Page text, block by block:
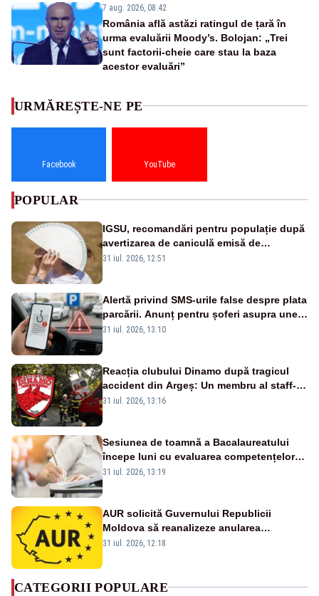
7 aug. 2026, 08:42
România află astăzi ratingul de țară în
urma evaluării Moody’s. Bolojan: „Trei
sunt factorii-cheie care stau la baza
acestor evaluări”
URMĂREȘTE-NE PE
Facebook YouTube
POPULAR
IGSU, recomandări pentru populație după
avertizarea de caniculă emisă de
meteorologi
31 iul. 2026, 12:51
Alertă privind SMS-urile false despre plata
parcării. Anunț pentru șoferi asupra unei
noi metode de fraudă online
31 iul. 2026, 13:10
Reacția clubului Dinamo după tragicul
accident din Argeș: Un membru al staff-
ului medical a murit, antrenorul Adrian
31 iul. 2026, 13:16
Sesiunea de toamnă a Bacalaureatului
începe luni cu evaluarea competențelor
orale la Limba română
31 iul. 2026, 13:19
AUR solicită Guvernului Republicii
Moldova să reanalizeze anularea
concertului de Ziua Limbii Române
31 iul. 2026, 12:18
CATEGORII POPULARE